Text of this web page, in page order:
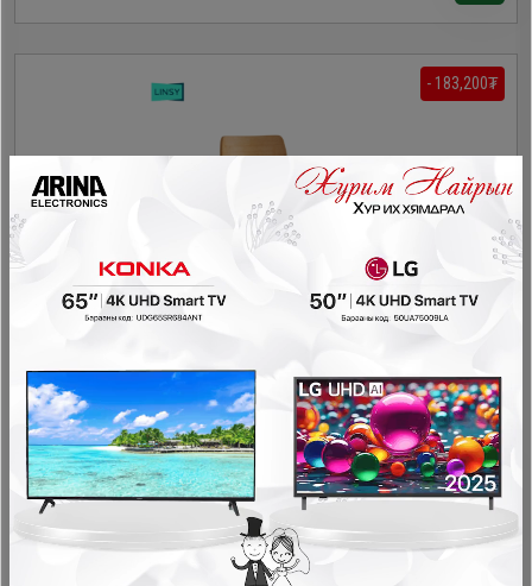
- 183,200₮
Гал тогооны өрөө
458,000₮
274,800₮